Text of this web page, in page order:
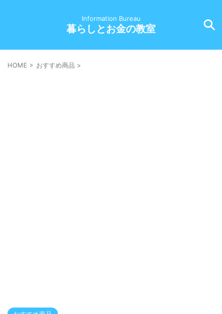
Information Bureau
暮らしとお金の教室
HOME > おすすめ商品 >